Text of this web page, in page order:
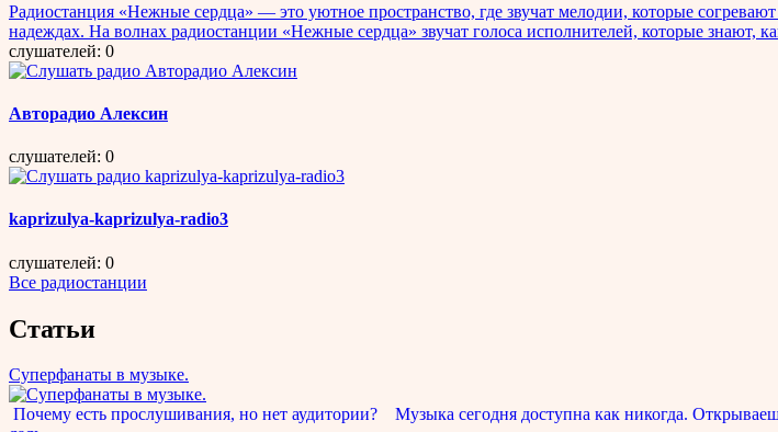
Радиостанция «Нежные сердца» — это уютное пространство, где звучат мелодии, которые
надеждах. На волнах радиостанции «Нежные сердца» звучат голоса исполнителей, которые знают,
слушателей: 0
Авторадио Алексин
слушателей: 0
kaprizulya-kaprizulya-radio3
слушателей: 0
Все радиостанции
Статьи
Суперфанаты в музыке.
Почему есть прослушивания, но нет аудитории? Музыка сегодня доступна как никогда.